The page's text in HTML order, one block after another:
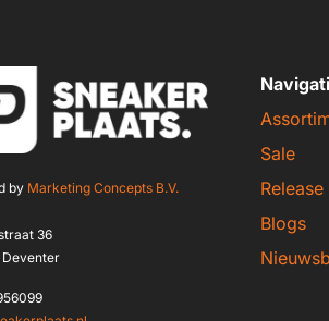
by Marketing Concepts B.V.
36
Deventer
Sale
Blogs